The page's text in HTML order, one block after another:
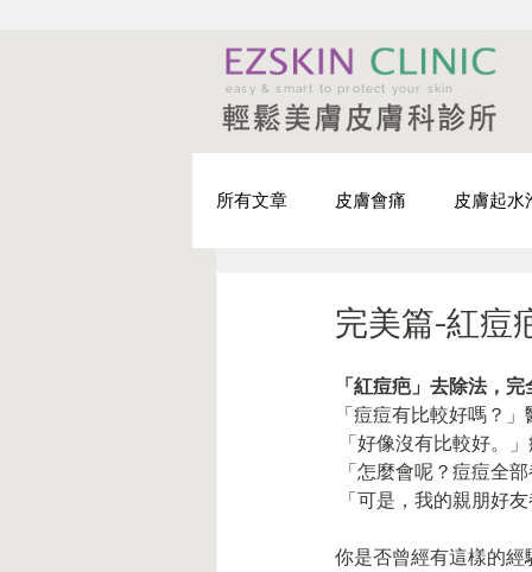
easy & smart to protect your skin
所有文章 皮膚會痛 皮膚起水
輕鬆戰痘-治療篇 輕鬆戰痘-
完美篇-紅痘
「紅痘疤」去除法，
「痘痘有比較好嗎？
「好像沒有比較好。
「怎麼會呢？痘痘全
「可是，我的親朋好
你是否曾經有這樣的